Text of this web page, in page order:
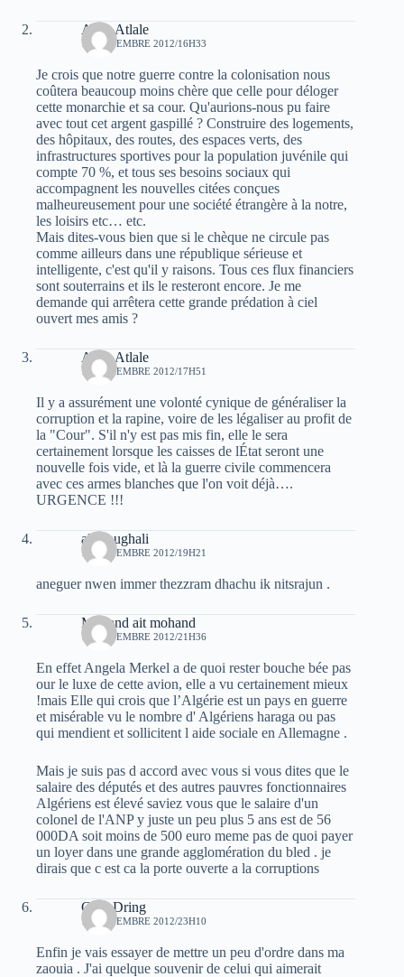
Atala Atlale
12 NOVEMBRE 2012/16H33
Je crois que notre guerre contre la colonisation nous
coûtera beaucoup moins chère que celle pour déloger
cette monarchie et sa cour. Qu'aurions-nous pu faire
avec tout cet argent gaspillé ? Construire des logements,
des hôpitaux, des routes, des espaces verts, des
infrastructures sportives pour la population juvénile qui
compte 70 %, et tous ses besoins sociaux qui
accompagnent les nouvelles citées conçues
malheureusement pour une société étrangère à la notre,
les loisirs etc… etc.
Mais dites-vous bien que si le chèque ne circule pas
comme ailleurs dans une république sérieuse et
intelligente, c'est qu'il y raisons. Tous ces flux financiers
sont souterrains et ils le resteront encore. Je me
demande qui arrêtera cette grande prédation à ciel
ouvert mes amis ?
Atala Atlale
12 NOVEMBRE 2012/17H51
Il y a assurément une volonté cynique de généraliser la
corruption et la rapine, voire de les légaliser au profit de
la "Cour". S'il n'y est pas mis fin, elle le sera
certainement lorsque les caisses de lÉtat seront une
nouvelle fois vide, et là la guerre civile commencera
avec ces armes blanches que l'on voit déjà….
URGENCE !!!
ali Foughali
12 NOVEMBRE 2012/19H21
aneguer nwen immer thezzram dhachu ik nitsrajun .
Mohand ait mohand
12 NOVEMBRE 2012/21H36
En effet Angela Merkel a de quoi rester bouche bée pas
our le luxe de cette avion, elle a vu certainement mieux
!mais Elle qui crois que l’Algérie est un pays en guerre
et misérable vu le nombre d' Algériens haraga ou pas
qui mendient et sollicitent l aide sociale en Allemagne .
Mais je suis pas d accord avec vous si vous dites que le
salaire des députés et des autres pauvres fonctionnaires
Algériens est élevé saviez vous que le salaire d'un
colonel de l'ANP y juste un peu plus 5 ans est de 56
000DA soit moins de 500 euro meme pas de quoi payer
un loyer dans une grande agglomération du bled . je
dirais que c est ca la porte ouverte a la corruptions
Guel Dring
12 NOVEMBRE 2012/23H10
Enfin je vais essayer de mettre un peu d'ordre dans ma
zaouia . J'ai quelque souvenir de celui qui aimerait